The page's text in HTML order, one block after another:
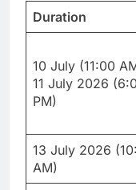
Duration
10 July (11:00
11 July 2026
PM)
13 July 2026
AM)